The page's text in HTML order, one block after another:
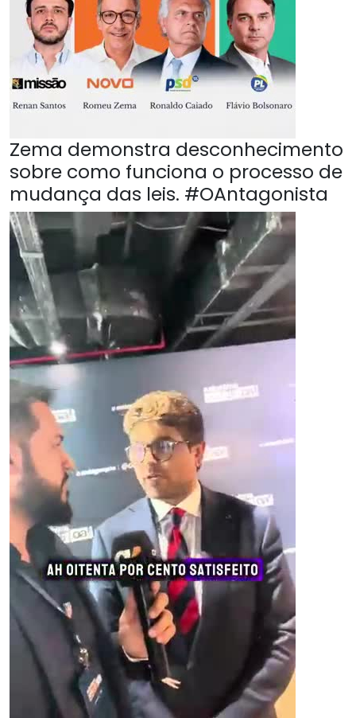
Zema demonstra desconhecimento
sobre como funciona o processo de
mudança das leis. #OAntagonista